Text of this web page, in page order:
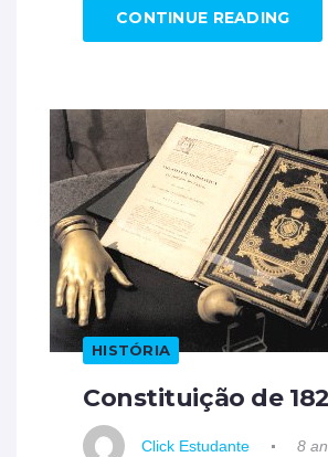
CONTINUE READING
HISTÓRIA
Constituição de
Click Estudante
8